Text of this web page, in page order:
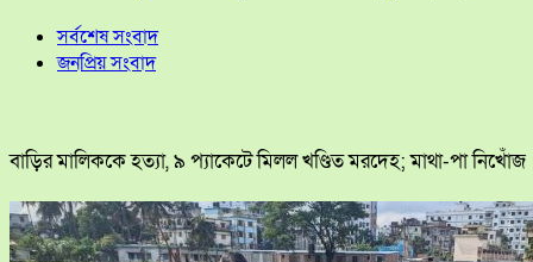
সর্বশেষ সংবাদ
জনপ্রিয় সংবাদ
বাড়ির মালিককে হত্যা, ৯ প্যাকেটে মিলল খণ্ডিত মরদেহ; মাথা-পা নিখোঁজ